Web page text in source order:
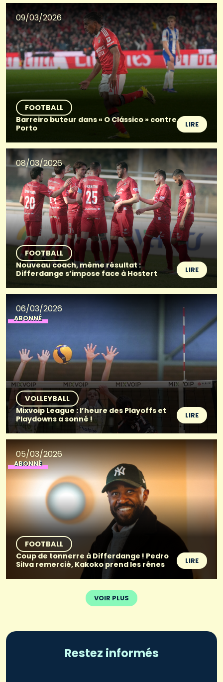
09/03/2026
FOOTBALL
Barreiro buteur dans « O Clássico » contre
Porto
LIRE
08/03/2026
FOOTBALL
Nouveau coach, même résultat :
Differdange s’impose face à Hostert
LIRE
06/03/2026
ABONNÉ
VOLLEYBALL
Mixvoip League : l’heure des Playoffs et
Playdowns a sonné !
LIRE
05/03/2026
ABONNÉ
FOOTBALL
Coup de tonnerre à Differdange ! Pedro
Silva remercié, Kakoko prend les rênes
LIRE
VOIR PLUS
Restez informés